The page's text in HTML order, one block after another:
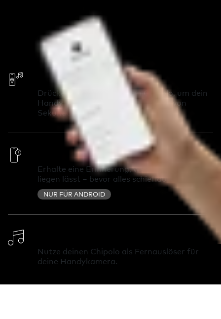
Ruf dein Handy an
Drücke zweimal auf deinen Chipolo, um dein
Handy anzurufen und es innerhalb von
Sekunden wiederzufinden.
Außer-Reichweite-Warnungen
Erhalte eine Erinnerung, wenn du etwas
liegen lässt – bevor alles schiefläuft.
NUR FÜR ANDROID
Nutze deinen Chipolo als Fernauslöser für
deine Handykamera.